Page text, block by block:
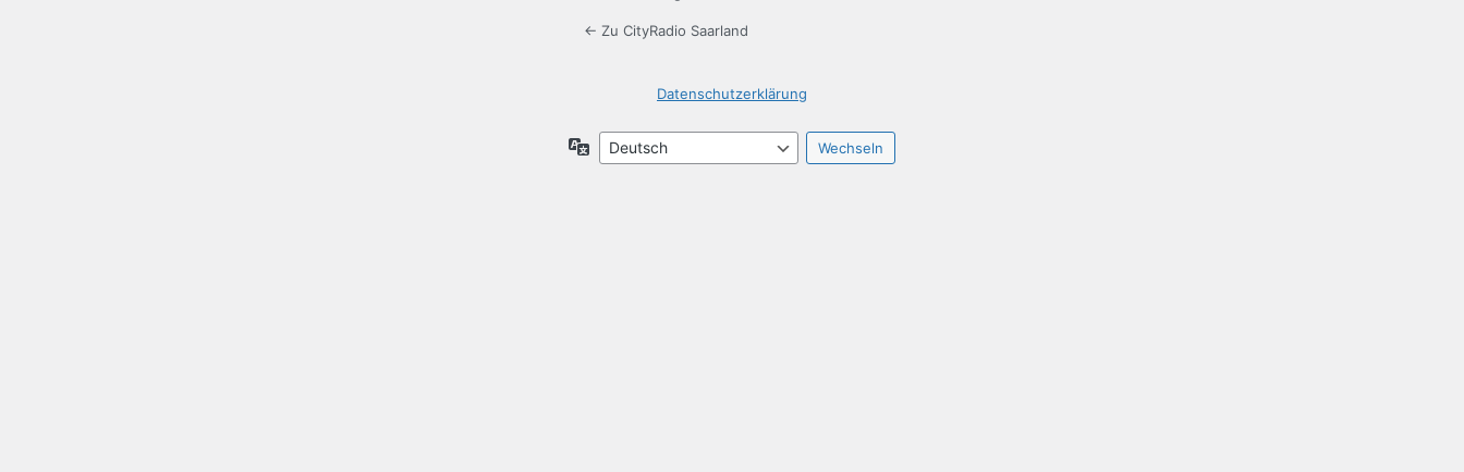
← Zu CityRadio Saarland
Datenschutzerklärung
Sprache